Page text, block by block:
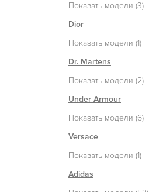
Показать модели (3)
Dior
Показать модели (1)
Dr. Martens
Показать модели (2)
Under Armour
Показать модели (6)
Versace
Показать модели (1)
Adidas